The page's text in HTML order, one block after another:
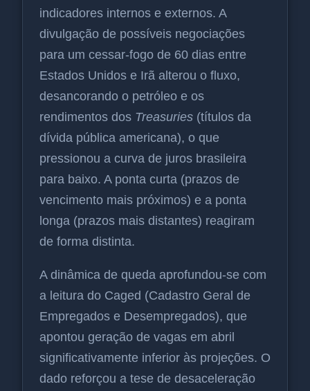
indicadores internos e externos. A
divulgação de possíveis negociações
para um cessar-fogo de 60 dias entre
Estados Unidos e Irã alterou o fluxo,
desancorando o petróleo e os
rendimentos dos Treasuries (títulos da
dívida pública americana), o que
pressionou a curva de juros brasileira
para baixo. A ponta curta (prazos de
vencimento mais próximos) e a ponta
longa (prazos mais distantes) reagiram
de forma distinta.
A dinâmica de queda aprofundou-se com
a leitura do Caged (Cadastro Geral de
Empregados e Desempregados), que
apontou geração de vagas em abril
significativamente inferior às projeções. O
dado reforçou a tese de desaceleração